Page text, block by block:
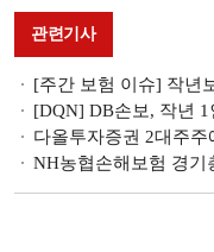
관련기사
[주간 보험 이슈] 작년보다는 주춤했지만…
[DQN] DB손보, 작년 1인당 생산성
다올투자증권 2대주
NH농협손해보험 경기총국,